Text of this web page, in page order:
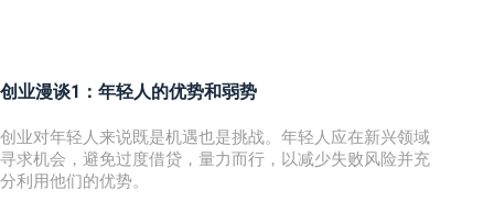
创业漫谈1：年轻人的优势和弱势
创业对年轻人来说既是机遇也是挑战。年轻人应在新兴领域
寻求机会，避免过度借贷，量力而行，以减少失败风险并充
分利用他们的优势。